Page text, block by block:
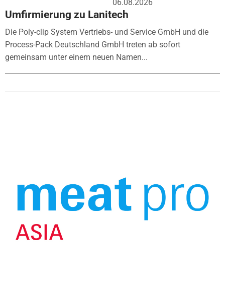
06.08.2026
Umfirmierung zu Lanitech
Die Poly-clip System Vertriebs- und Service GmbH und die
Process-Pack Deutschland GmbH treten ab sofort
gemeinsam unter einem neuen Namen...